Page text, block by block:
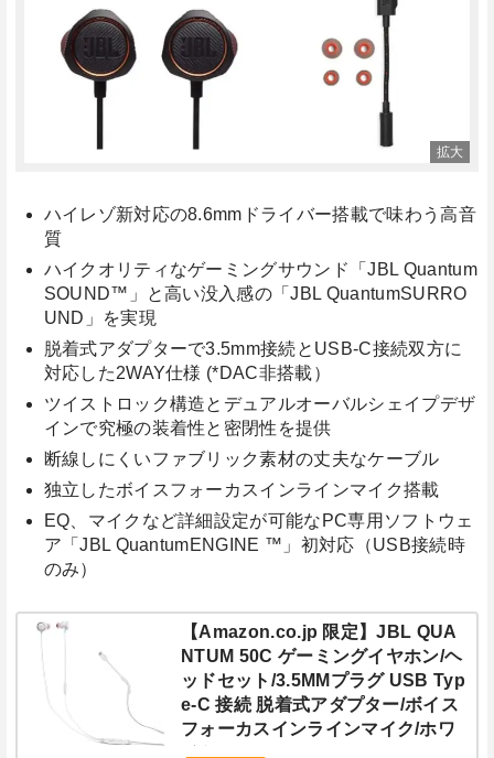
ハイレゾ新対応の8.6mmドライバー搭載で味わう高音
質
ハイクオリティなゲーミングサウンド「JBL Quantum
SOUND™」と高い没入感の「JBL QuantumSURRO
UND」を実現
脱着式アダプターで3.5mm接続とUSB-C接続双方に
対応した2WAY仕様 (*DAC非搭載）
ツイストロック構造とデュアルオーバルシェイプデザ
インで究極の装着性と密閉性を提供
断線しにくいファブリック素材の丈夫なケーブル
独立したボイスフォーカスインラインマイク搭載
EQ、マイクなど詳細設定が可能なPC専用ソフトウェ
ア「JBL QuantumENGINE ™」初対応（USB接続時
のみ）
【Amazon.co.jp 限定】JBL QUA
NTUM 50C ゲーミングイヤホン/ヘ
ッドセット/3.5MMプラグ USB Typ
e-C 接続 脱着式アダプター/ボイス
フォーカスインラインマイク/ホワ
イト/JBLQTUM50CWHT